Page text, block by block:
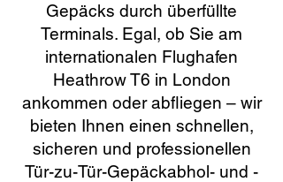
Gepäcks durch überfüllte
Terminals. Egal, ob Sie am
internationalen Flughafen
Heathrow T6 in London
ankommen oder abfliegen – wir
bieten Ihnen einen schnellen,
sicheren und professionellen
Tür-zu-Tür-Gepäckabhol- und -